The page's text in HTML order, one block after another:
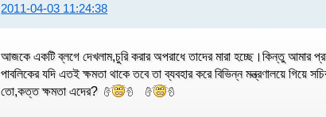
2011-04-03 11:24:38
আজকে একটি ব্লগে দেখলাম,চুরি করার অপরাধে তাদের মারা হচ্ছে।কিন্তু
পাবলিকের যদি এতই ক্ষমতা থাকে তবে তা ব্যবহার করে বিভিন্ন মন্ত্রণালয়ে গিয়ে
তো,কত্ত ক্ষমতা এদের?